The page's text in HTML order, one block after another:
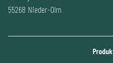
55268 Nieder-Olm